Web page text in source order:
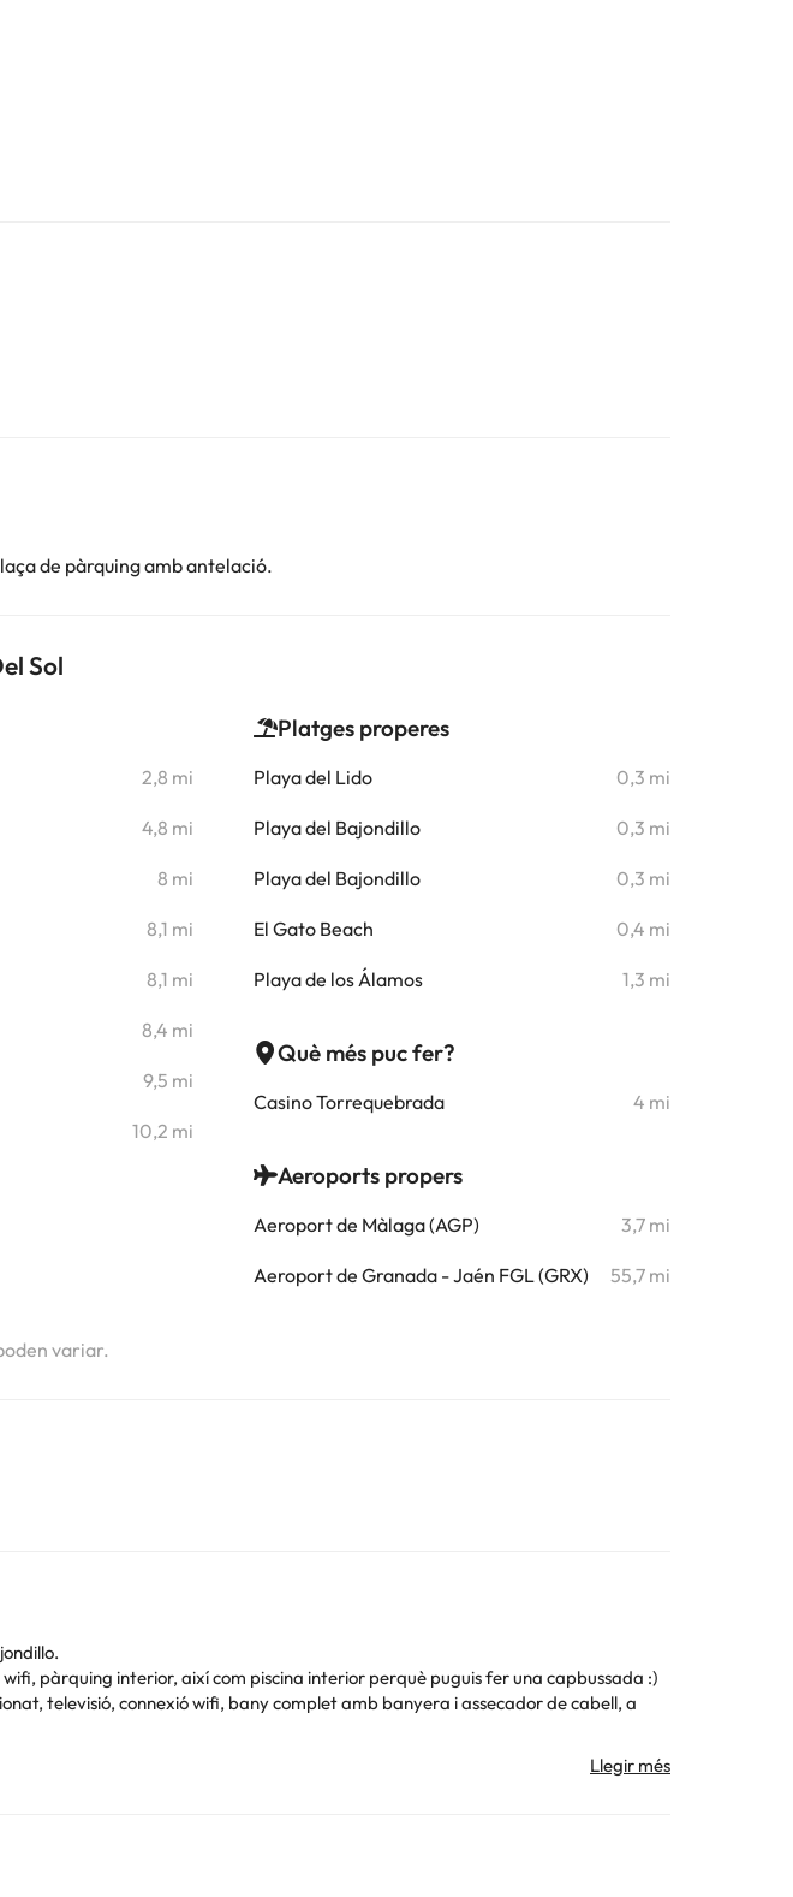
de pàrquing amb antelació.
Sol
2,8 mi
4,8 mi
8 mi
8,1 mi
8,1 mi
8,4 mi
9,5 mi
10,2 mi
Platges properes
Playa del Lido 0,3 mi
Playa del Bajondillo 0,3 mi
Playa del Bajondillo 0,3 mi
El Gato Beach 0,4 mi
Playa de los Álamos 1,3 mi
Què més puc fer?
Casino Torrequebrada 4 mi
Aeroports propers
Aeroport de Màlaga (AGP) 3,7 mi
Aeroport de Granada - Jaén FGL (GRX) 55,7 mi
variar.
pàrquing interior, així com piscina interior perquè puguis fer una capbussada :)
televisió, connexió wifi, bany complet amb banyera i assecador de cabell, a
prendre el sol i banyar-te a la platja del Bajondillo a uns 650 metres a peu